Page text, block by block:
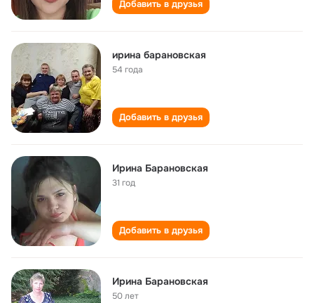
Добавить в друзья
ирина барановская
54 года
Добавить в друзья
Ирина Барановская
31 год
Добавить в друзья
Ирина Барановская
50 лет